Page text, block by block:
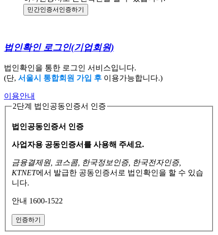
민간인증서 인증하기
법인확인 로그인(기업회원)
법인확인을 통한 로그인 서비스입니다.
(단, 서울시 통합회원 가입 후 이용가능합니다.)
이용안내
2단계 법인공동인증서 인증
법인공동인증서 인증
사업자용 공동인증서를 사용해 주세요.
금융결제원, 코스콤, 한국정보인증, 한국전자인증,
KTNET에서 발급한 공동인증서로 법인확인을 할 수 있습
니다.
안내 1600-1522
인증하기